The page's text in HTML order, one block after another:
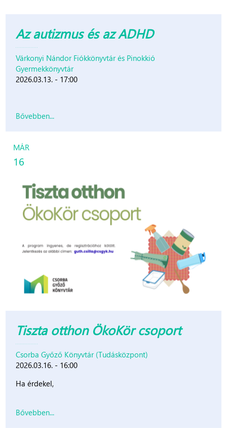
Az autizmus és az ADHD
Várkonyi Nándor Fiókkönyvtár és Pinokkió
Gyermekkönyvtár
2026.03.13. - 17:00
Bővebben...
MÁR
16
Tiszta otthon ÖkoKör csoport
Csorba Győző Könyvtár (Tudásközpont)
2026.03.16. - 16:00
Ha érdekel,
Bővebben...